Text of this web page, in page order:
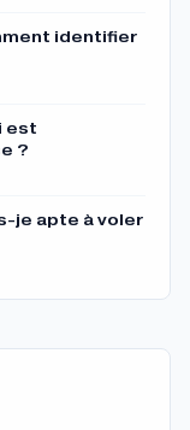
identifier
est
?
je apte à voler